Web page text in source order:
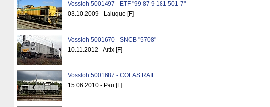
Vossloh 5001497 - ETF "99 87 9 181 501-7"
03.10.2009 - Laluque [F]
Vossloh 5001670 - SNCB "5708"
10.11.2012 - Artix [F]
Vossloh 5001687 - COLAS RAIL
15.06.2010 - Pau [F]